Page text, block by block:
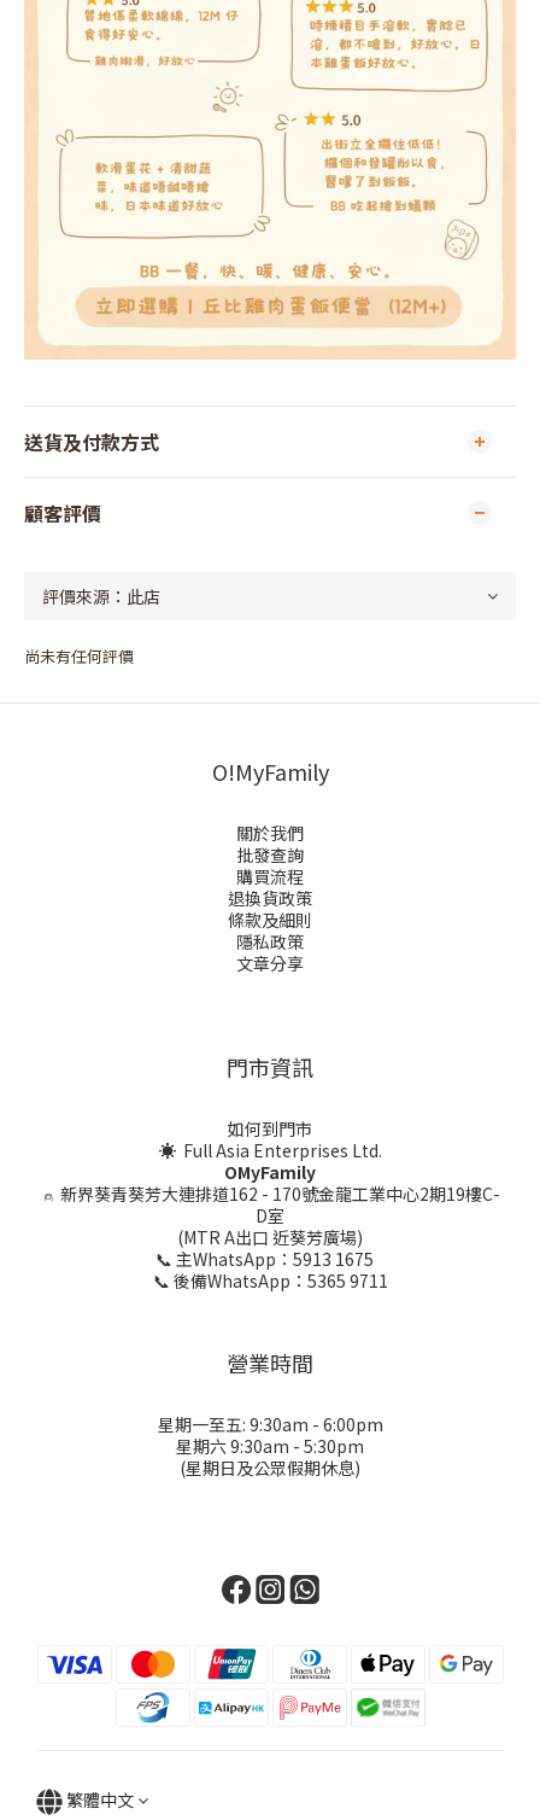
送貨及付款方式
顧客評價
尚未有任何評價
O!MyFamily
關於我們
批發查詢
購買流程
退換貨政策
條款及細則
隱私政策
文章分享
門市資訊
如何到門市
☀ Full Asia Enterprises Ltd.
OMyFamily
⍝ 新界葵青葵芳大連排道162 - 170號金龍工業中心2期19樓C-
D室
(MTR A出口 近葵芳廣場)
📞 主WhatsApp：5913 1675
📞 後備WhatsApp：5365 9711
營業時間
星期一至五: 9:30am - 6:00pm
星期六 9:30am - 5:30pm
(星期日及公眾假期休息)
繁體中文